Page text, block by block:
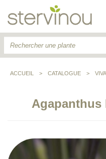
ACCUEIL > CATALOGUE >
Agapanthus